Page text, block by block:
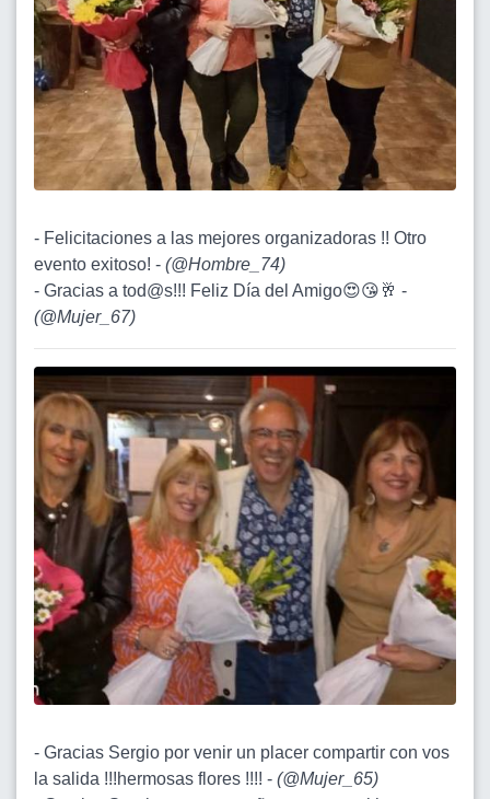
- Felicitaciones a las mejores organizadoras !! Otro
evento exitoso! - (@Hombre_74)
- Gracias a tod@s!!! Feliz Día del Amigo😍😘🥂 -
(@Mujer_67)
- Gracias Sergio por venir un placer compartir con vos
la salida !!!hermosas flores !!!! - (@Mujer_65)